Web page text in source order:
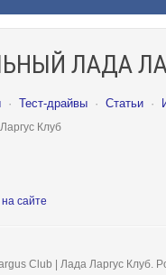
ЛАДА
· Тест-драйвы · Статьи ·
Клуб
сайте
Club | Лада Ларгус Клуб.